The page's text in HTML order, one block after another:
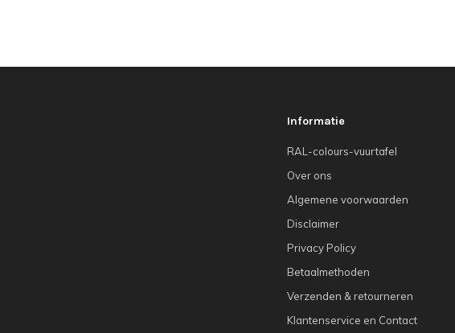
Informatie
RAL-colours-vuurtafel
Over ons
Algemene voorwaarden
Disclaimer
Privacy Policy
Betaalmethoden
Verzenden & retourneren
Klantenservice en Contact